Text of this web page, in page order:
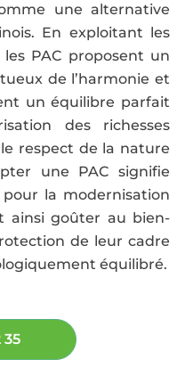
une alternative
En exploitant les
PAC proposent un
de l’harmonie et
un équilibre parfait
des richesses
respect de la nature
une PAC signifie
la modernisation
ainsi goûter au bien-
de leur cadre
équilibré.
35